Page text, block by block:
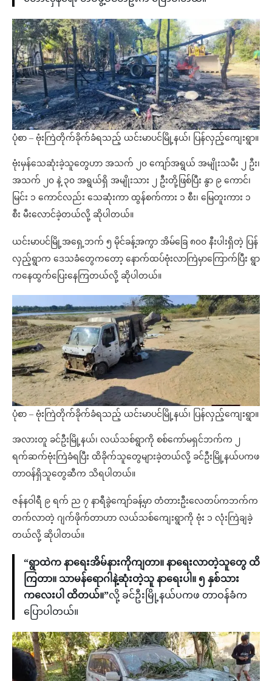
ပုံစာ – ဗုံးကြဲတိုက်ခိုက်ခံရသည့် ယင်းမာပင်မြို့နယ်၊ ပြန်လှည့်ကျေးရွာ။
ဗုံးမှန်သေဆုံးခဲ့သူတွေဟာ အသက် ၂၀ ကျော်အရွယ် အမျိုးသမီး ၂ ဦး၊
အသက် ၂၀ နဲ့ ၃၀ အရွယ်ရှိ အမျိုးသား ၂ ဦးတို့ဖြစ်ပြီး နွာ ၉‌ ကောင်၊
မြင်း ၁ ကောင်‌လည်း သေဆုံးကာ ထွန်စက်ကား ၁ စီး၊ မြေတူးကား ၁
စီး မီးလောင်ခဲ့တယ်လို့ ဆိုပါတယ်။
ယင်းမာပင်မြို့အရှေ့ဘက် ၅ မိုင်ခန့်အကွာ အိမ်ခြေ ၈၀၀ နီးပါးရှိတဲ့ ပြန်
လှည့်ရွာက ဒေသခံတွေကတော့ နောက်ထပ်ဗုံးလာကြဲမှာကြောက်ပြီး ရွာ
ကနေထွက်ပြေးနေကြတယ်လို့ ဆိုပါတယ်။
ပုံစာ – ဗုံးကြဲတိုက်ခိုက်ခံရသည့် ယင်းမာပင်မြို့နယ်၊ ပြန်လှည့်ကျေးရွာ။
အလားတူ ခင်ဦးမြို့နယ်၊ လယ်သစ်ရွာကို စစ်ကော်မရှင်ဘက်က ၂
ရက်ဆက်ဗုံးကြဲခံရပြီး ထိခိုက်သူတွေများခဲ့တယ်လို့ ခင်ဦးမြို့နယ်ပကဖ
တာဝန်ရှိသူတွေဆီက သိရပါတယ်။
ဇန်နဝါရီ ၉ ရက် ည ၇ နာရီခွဲကျော်ခန့်မှာ တံတားဦးလေတပ်ကဘက်က
တက်လာတဲ့ ဂျက်ဖိုက်တာဟာ လယ်သစ်ကျေးရွာကို ဗုံး ၁ လုံးကြဲချခဲ့
တယ်လို့ ဆိုပါတယ်။
“ရွာထဲက နာရေးအိမ်နားကိုကျတာ။ နာရေးလာတဲ့သူတွေ ထိ
ကြတာ။ သာမန်ရောဂါနဲ့ဆုံးတဲ့သူ နာရေးပါ။ ၅ နှစ်သား
ကလေးပါ ထိတယ်။”လို့ ခင်ဦးမြို့နယ်ပကဖ တာဝန်ခံက
ပြောပါတယ်။